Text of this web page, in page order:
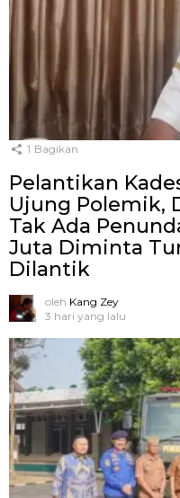
1 Bagikan
Pelantikan
Ujung Polemik,
Tak Ada
Juta Diminta
Dilantik
oleh Kang Zey
3 hari yang lalu